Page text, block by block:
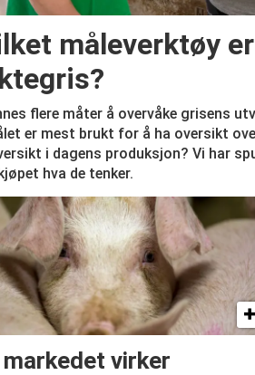
måleverktøy
flere måter å overvåke grisens
er mest brukt for å ha oversikt
i dagens produksjon? Vi har
hva de tenker.
markedet virker